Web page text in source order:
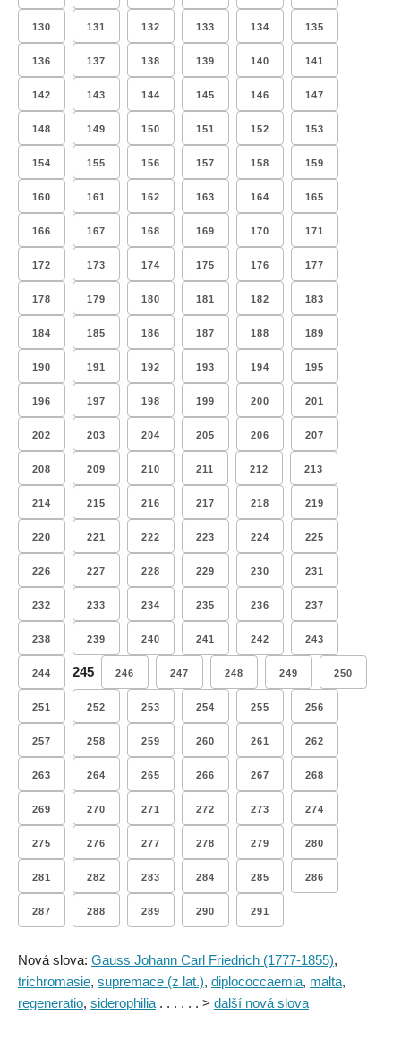
130 131 132 133 134 135
136 137 138 139 140 141
142 143 144 145 146 147
148 149 150 151 152 153
154 155 156 157 158 159
160 161 162 163 164 165
166 167 168 169 170 171
172 173 174 175 176 177
178 179 180 181 182 183
184 185 186 187 188 189
190 191 192 193 194 195
196 197 198 199 200 201
202 203 204 205 206 207
208 209 210 211 212 213
214 215 216 217 218 219
220 221 222 223 224 225
226 227 228 229 230 231
232 233 234 235 236 237
238 239 240 241 242 243
244 245 246 247 248 249 250
251 252 253 254 255 256
257 258 259 260 261 262
263 264 265 266 267 268
269 270 271 272 273 274
275 276 277 278 279 280
281 282 283 284 285 286
287 288 289 290 291
Nová slova: Gauss Johann Carl Friedrich (1777-1855),
trichromasie, supremace (z lat.), diplococcaemia, malta,
regeneratio, siderophilia . . . . . . > další nová slova